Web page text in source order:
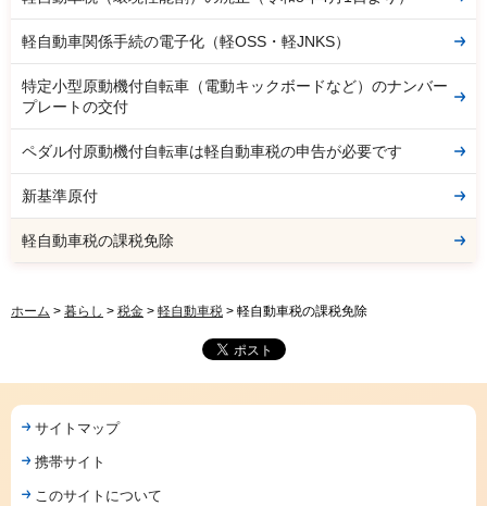
軽自動車関係手続の電子化（軽OSS・軽JNKS）
特定小型原動機付自転車（電動キックボードなど）のナンバー
プレートの交付
ペダル付原動機付自転車は軽自動車税の申告が必要です
新基準原付
軽自動車税の課税免除
ホーム > 暮らし > 税金 > 軽自動車税 > 軽自動車税の課税免除
サイトマップ
携帯サイト
このサイトについて